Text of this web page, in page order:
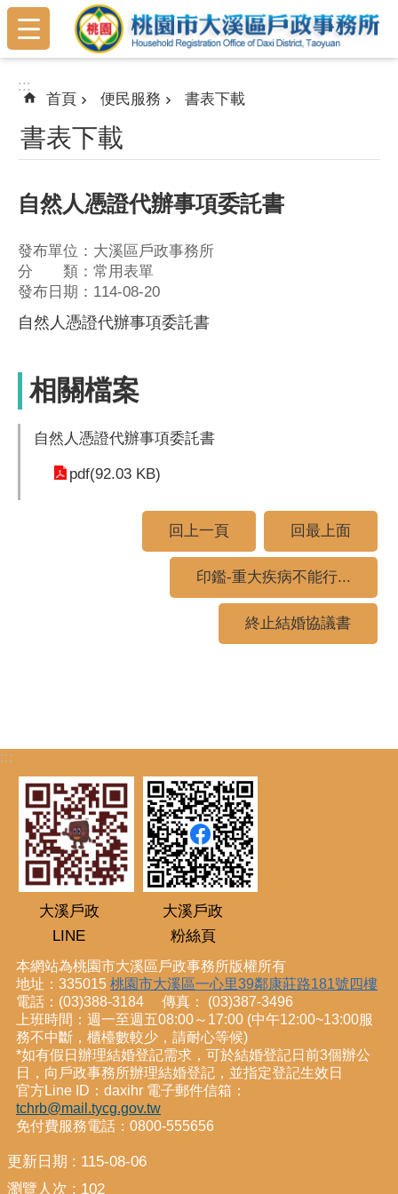
跳到主要內容區塊
:::
:::
首頁 便民服務 書表下載
書表下載
自然人憑證代辦事項委託書
發布單位：大溪區戶政事務所
分 類：常用表單
發布日期：114-08-20
自然人憑證代辦事項委託書
相關檔案
自然人憑證代辦事項委託書
pdf(92.03 KB)
回上一頁 回最上面
印鑑-重大疾病不能行...
終止結婚協議書
:::
大溪戶政
LINE
大溪戶政
粉絲頁
本網站為桃園市大溪區戶政事務所版權所有
地址：335015 桃園市大溪區一心里39鄰康莊路181號四樓
電話：(03)388-3184 傳真： (03)387-3496
上班時間：週一至週五08:00～17:00 (中午12:00~13:00服
務不中斷，櫃檯數較少，請耐心等候)
*如有假日辦理結婚登記需求，可於結婚登記日前3個辦公
日，向戶政事務所辦理結婚登記，並指定登記生效日
官方Line ID：daxihr 電子郵件信箱：
tchrb@mail.tycg.gov.tw
免付費服務電話：0800-555656
更新日期
115-08-06
瀏覽人次
102